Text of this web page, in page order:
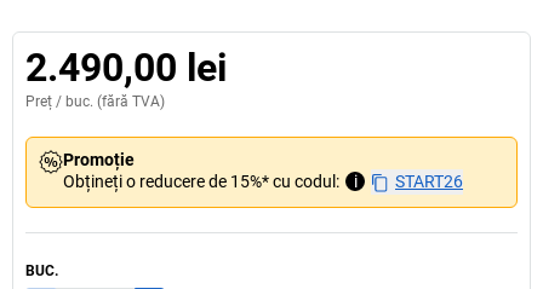
2.490,00 lei
Preț / buc. (fără TVA)
Promoție
Obțineți o reducere de 15%* cu codul:
i START26
BUC.